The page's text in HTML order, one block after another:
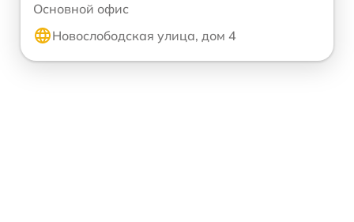
Основной офис
Новослободская улица, дом 4